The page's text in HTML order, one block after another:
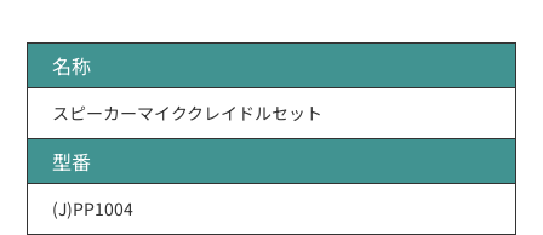
名称
スピーカーマイククレイドルセット
型番
(J)PP1004